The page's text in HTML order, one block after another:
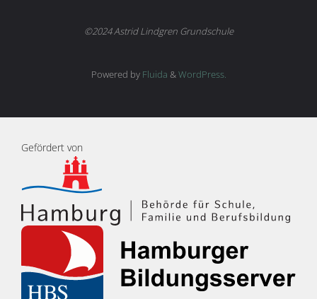
©2024 Astrid Lindgren Grundschule
Powered byFluida &WordPress.
Gefördert von